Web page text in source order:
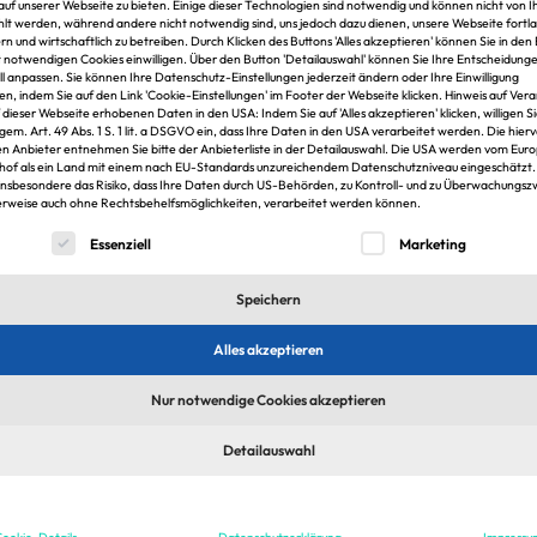
1
Jobs & Arbeitgeber in der
unserer Webseite zu bieten. Einige dieser Technologien sind notwendig und können nicht von
werden, während andere nicht notwendig sind, uns jedoch dazu dienen, unsere Webseite
und wirtschaftlich zu betreiben. Durch Klicken des Buttons 'Alles akzeptieren' können Sie in den
Cookies einwilligen. Über den Button 'Detailauswahl' können Sie Ihre
anpassen. Sie können Ihre Datenschutz-Einstellungen jederzeit ändern oder Ihre Einwilligung
indem Sie auf den Link 'Cookie-Einstellungen' im Footer der Webseite klicken. Hinweis auf
Webseite erhobenen Daten in den USA: Indem Sie auf 'Alles akzeptieren' klicken, willigen
Art. 49 Abs. 1 S. 1 lit. a DSGVO ein, dass Ihre Daten in den USA verarbeitet werden. Die
Anbieter entnehmen Sie bitte der Anbieterliste in der Detailauswahl. Die USA werden vom
als ein Land mit einem nach EU-Standards unzureichendem Datenschutzniveau eingeschätzt.
das Risiko, dass Ihre Daten durch US-Behörden, zu Kontroll- und zu
auch ohne Rechtsbehelfsmöglichkeiten, verarbeitet werden können.
eine Liste der Service-Gruppen, für die eine Einwilligung
Essenziell Marketing
Speichern
Alles akzeptieren
Nur notwendige Cookies akzeptieren
Detailauswahl